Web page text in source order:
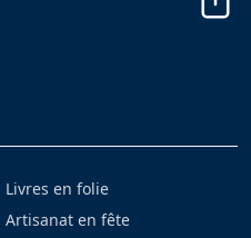
Livres en folie
Artisanat en fête